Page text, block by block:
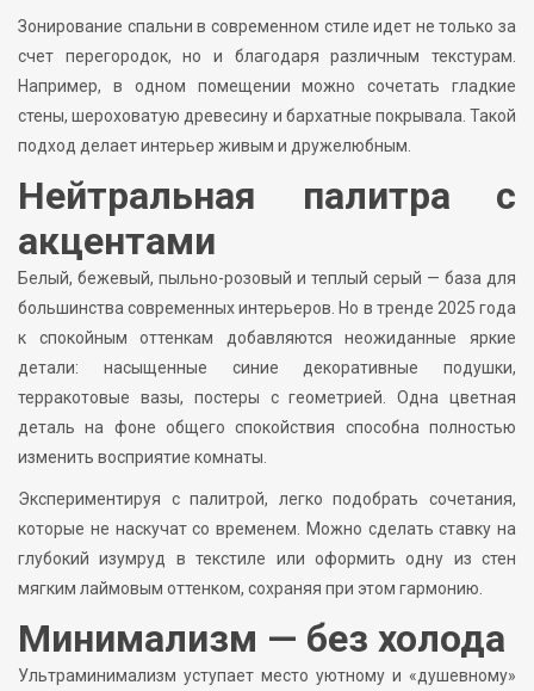
Зонирование спальни в современном стиле идет не только за
счет перегородок, но и благодаря различным текстурам.
Например, в одном помещении можно сочетать гладкие
стены, шероховатую древесину и бархатные покрывала. Такой
подход делает интерьер живым и дружелюбным.
Нейтральная палитра с
акцентами
Белый, бежевый, пыльно-розовый и теплый серый — база для
большинства современных интерьеров. Но в тренде 2025 года
к спокойным оттенкам добавляются неожиданные яркие
детали: насыщенные синие декоративные подушки,
терракотовые вазы, постеры с геометрией. Одна цветная
деталь на фоне общего спокойствия способна полностью
изменить восприятие комнаты.
Экспериментируя с палитрой, легко подобрать сочетания,
которые не наскучат со временем. Можно сделать ставку на
глубокий изумруд в текстиле или оформить одну из стен
мягким лаймовым оттенком, сохраняя при этом гармонию.
Минимализм — без холода
Ультраминимализм уступает место уютному и «душевному»